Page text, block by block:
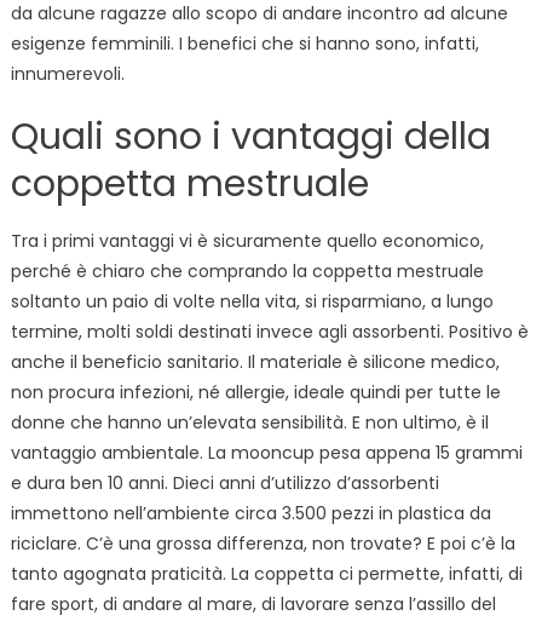
da alcune ragazze allo scopo di andare incontro ad alcune
esigenze femminili. I benefici che si hanno sono, infatti,
innumerevoli.
Quali sono i vantaggi della
coppetta mestruale
Tra i primi vantaggi vi è sicuramente quello economico,
perché è chiaro che comprando la coppetta mestruale
soltanto un paio di volte nella vita, si risparmiano, a lungo
termine, molti soldi destinati invece agli assorbenti. Positivo è
anche il beneficio sanitario. Il materiale è silicone medico,
non procura infezioni, né allergie, ideale quindi per tutte le
donne che hanno un’elevata sensibilità. E non ultimo, è il
vantaggio ambientale. La mooncup pesa appena 15 grammi
e dura ben 10 anni. Dieci anni d’utilizzo d’assorbenti
immettono nell’ambiente circa 3.500 pezzi in plastica da
riciclare. C’è una grossa differenza, non trovate? E poi c’è la
tanto agognata praticità. La coppetta ci permette, infatti, di
fare sport, di andare al mare, di lavorare senza l’assillo del